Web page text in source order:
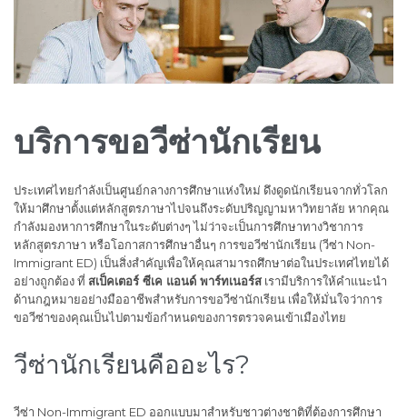
บริการขอวีซ่านักเรียน
ประเทศไทยกำลังเป็นศูนย์กลางการศึกษาแห่งใหม่ ดึงดูดนักเรียนจากทั่วโลก
ให้มาศึกษาตั้งแต่หลักสูตรภาษาไปจนถึงระดับปริญญามหาวิทยาลัย หากคุณ
กำลังมองหาการศึกษาในระดับต่างๆ ไม่ว่าจะเป็นการศึกษาทางวิชาการ
หลักสูตรภาษา หรือโอกาสการศึกษาอื่นๆ การขอวีซ่านักเรียน (วีซ่า Non-
Immigrant ED) เป็นสิ่งสำคัญเพื่อให้คุณสามารถศึกษาต่อในประเทศไทยได้
อย่างถูกต้อง ที่ สเป็คเตอร์ ซีเค แอนด์ พาร์ทเนอร์ส เรามีบริการให้คำแนะนำ
ด้านกฎหมายอย่างมืออาชีพสำหรับการขอวีซ่านักเรียน เพื่อให้มั่นใจว่าการ
ขอวีซ่าของคุณเป็นไปตามข้อกำหนดของการตรวจคนเข้าเมืองไทย
วีซ่านักเรียนคืออะไร?
วีซ่า Non-Immigrant ED ออกแบบมาสำหรับชาวต่างชาติที่ต้องการศึกษา